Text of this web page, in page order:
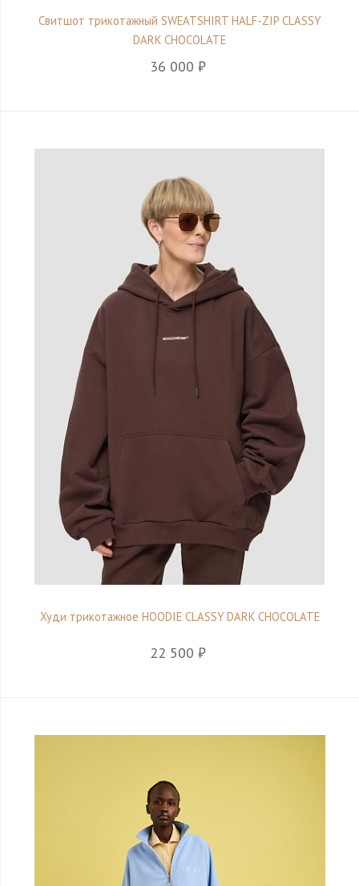
Свитшот трикотажный SWEATSHIRT HALF-ZIP CLASSY
DARK CHOCOLATE
36 000 ₽
Худи трикотажное HOODIE CLASSY DARK CHOCOLATE
22 500 ₽